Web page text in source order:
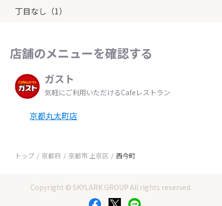
丁目なし（1）
店舗のメニューを確認する
ガスト
気軽にご利用いただけるCafeレストラン
京都丸太町店
トップ 京都府 京都市 上京区 西今町
Copyright © SKYLARK GROUP All rights reserved.